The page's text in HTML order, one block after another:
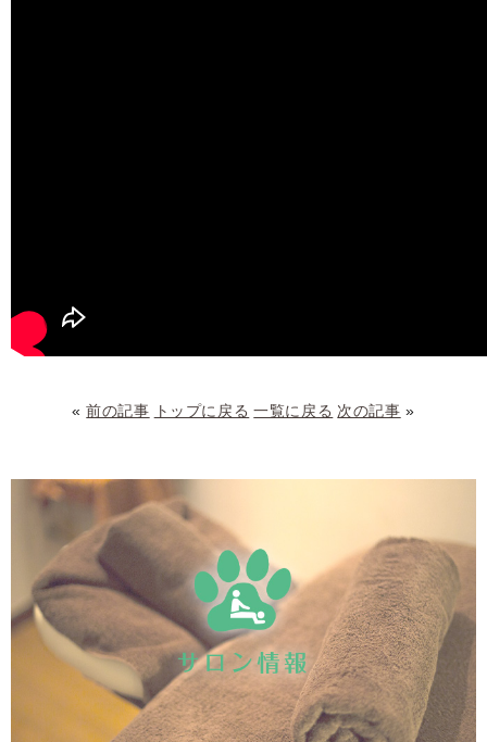
«前の記事 トップに戻る 一覧に戻る 次の記事 »